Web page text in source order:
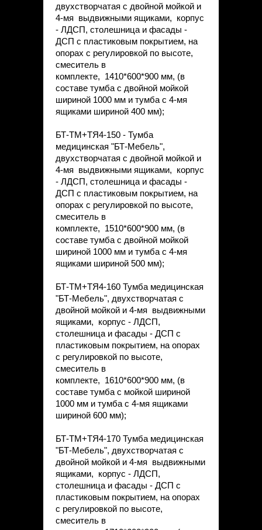
двухстворчатая с двойной мойкой и
4-мя выдвижными ящиками, корпус
- ЛДСП, столешница и фасады -
ДСП с пластиковым покрытием, на
опорах с регулировкой по высоте,
смеситель в
комплекте, 1410*600*900 мм, (в
составе тумба с двойной мойкой
шириной 1000 мм и тумба с 4-мя
ящиками шириной 400 мм);
БТ-ТМ+ТЯ4-150 - Тумба
медицинская "БТ-Мебель",
двухстворчатая с двойной мойкой и
4-мя выдвижными ящиками, корпус
- ЛДСП, столешница и фасады -
ДСП с пластиковым покрытием, на
опорах с регулировкой по высоте,
смеситель в
комплекте, 1510*600*900 мм, (в
составе тумба с двойной мойкой
шириной 1000 мм и тумба с 4-мя
ящиками шириной 500 мм);
БТ-ТМ+ТЯ4-160 Тумба медицинская
"БТ-Мебель", двухстворчатая с
двойной мойкой и 4-мя выдвижными
ящиками, корпус - ЛДСП,
столешница и фасады - ДСП с
пластиковым покрытием, на опорах
с регулировкой по высоте,
смеситель в
комплекте, 1610*600*900 мм, (в
составе тумба с мойкой шириной
1000 мм и тумба с 4-мя ящиками
шириной 600 мм);
БТ-ТМ+ТЯ4-170 Тумба медицинская
"БТ-Мебель", двухстворчатая с
двойной мойкой и 4-мя выдвижными
ящиками, корпус - ЛДСП,
столешница и фасады - ДСП с
пластиковым покрытием, на опорах
с регулировкой по высоте,
смеситель в